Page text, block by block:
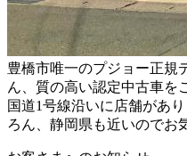
豊橋市唯一のプジョー正規
ん、質の高い認定中古車を
国道1号線沿いに店舗があ
ろん、静岡県も近いのでお